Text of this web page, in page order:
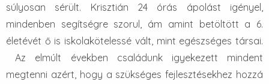
súlyosan sérült. Krisztián 24 órás ápolást igényel,
mindenben segítségre szorul, ám amint betöltött a 6.
életévét ő is iskolakötelessé vált, mint egészséges társai.
Az elmúlt években családunk igyekezett mindent
megtenni azért, hogy a szükséges fejlesztésekhez hozzá